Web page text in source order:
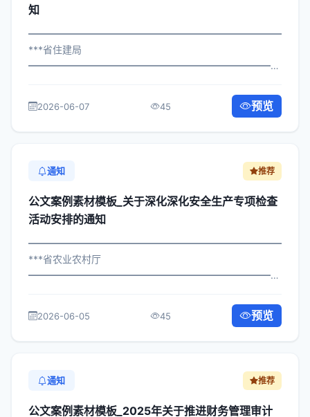
知
***省住建局
直属机构： 为深入贯彻落实习近平总书...
2026-06-07 45 预览
通知 推荐
公文案例素材模板_关于深化深化安全生产专项检查
活动安排的通知
***省农业农村厅
门、各直属机构： 为深入贯彻落实...
2026-06-05 45 预览
通知 推荐
公文案例素材模板_2025年关于推进财务管理审计